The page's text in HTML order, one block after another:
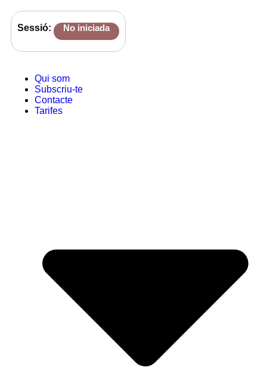
Sessió: No iniciada
Qui som
Subscriu-te
Contacte
Tarifes